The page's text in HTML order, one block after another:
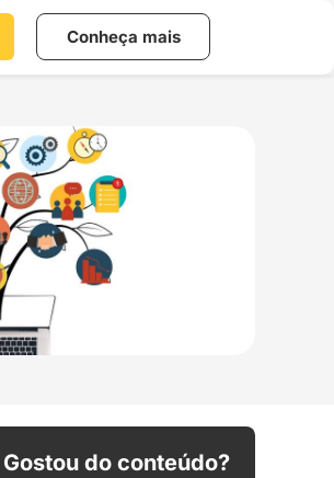
Conheça mais
Gostou do conteúdo?